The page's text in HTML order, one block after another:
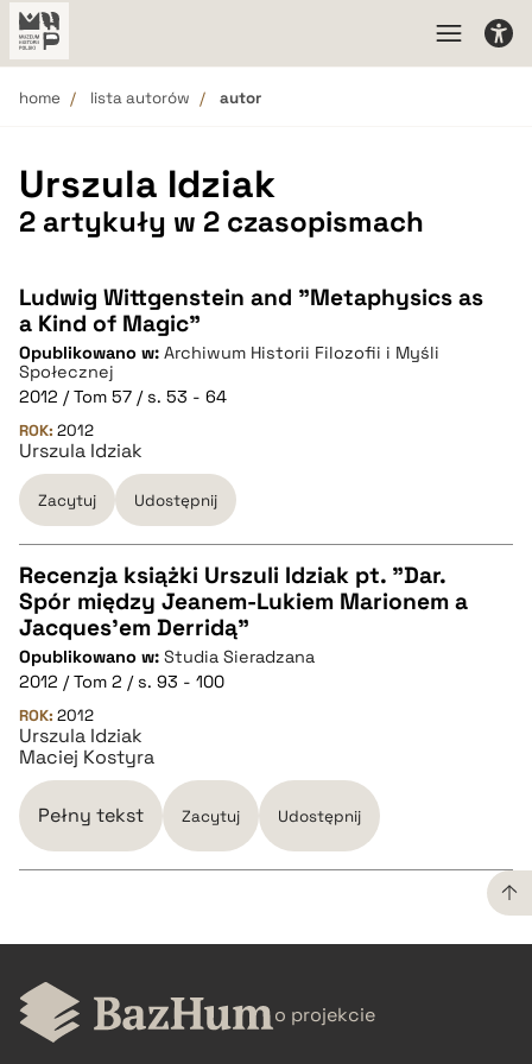
home lista autorów autor
Urszula Idziak
2 artykuły w 2 czasopismach
Ludwig Wittgenstein and "Metaphysics as
a Kind of Magic"
Opublikowano w: Archiwum Historii Filozofii i Myśli
Społecznej
2012 / Tom 57 / s. 53 - 64
ROK: 2012
Urszula Idziak
Zacytuj Udostępnij
CZYSTY TEKST
pobierz cytat
BIBTEX
pobierz cytat
Recenzja książki Urszuli Idziak pt. "Dar.
Spór między Jeanem-Lukiem Marionem a
Jacques'em Derridą"
Opublikowano w: Studia Sieradzana
2012 / Tom 2 / s. 93 - 100
ROK: 2012
Urszula Idziak
Maciej Kostyra
Pełny tekst Zacytuj Udostępnij
CZYSTY TEKST
pobierz cytat o projekcie